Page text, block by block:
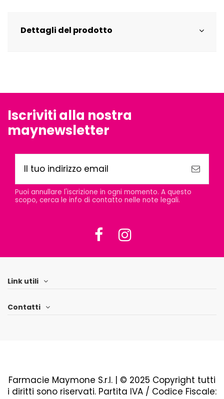
Dettagli del prodotto
Iscriviti alla nostra
maynewsletter
Puoi annullare l'iscrizione in ogni momento. A questo
scopo, cerca le info di contatto nelle note legali.
Link utili
Contatti
Farmacie Maymone S.r.l. | © 2025 Copyright tutti
i diritti sono riservati. Partita IVA / Codice Fiscale: